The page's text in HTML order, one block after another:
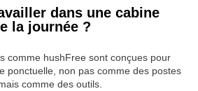
dans une cabine
la journée ?
comme hushFree sont conçues pour
ponctuelle, non pas comme des postes
comme des outils.